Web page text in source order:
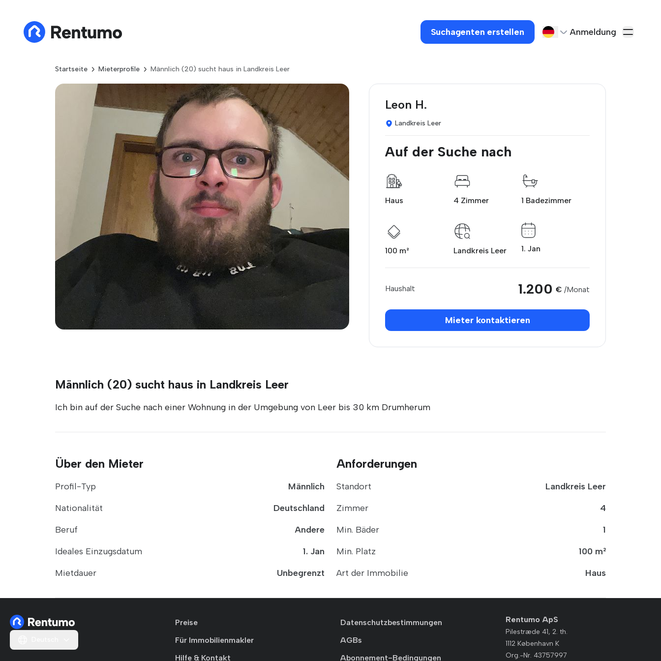
Suchagenten erstellen Anmeldung
Startseite Mieterprofile Männlich (20) sucht haus in Landkreis Leer
Leon H.
Landkreis Leer
Auf der Suche nach
Haus 4 Zimmer 1 Badezimmer
100 m² Landkreis Leer 1. Jan
Haushalt 1.200 € /Monat
Mieter kontaktieren
Männlich (20) sucht haus in Landkreis Leer
Ich bin auf der Suche nach einer Wohnung in der Umgebung von Leer bis 30 km Drumherum
Über den Mieter
Profil-Typ
Männlich
Nationalität
Deutschland
Beruf
Andere
Ideales Einzugsdatum
1. Jan
Mietdauer
Unbegrenzt
Anforderungen
Standort
Landkreis Leer
Zimmer
4
Min. Bäder
1
Min. Platz
100 m²
Art der Immobilie
Haus
Preise
Für Immobilienmakler
Hilfe & Kontakt
Datenschutzbestimmungen
AGBs
Abonnement-Bedingungen
Rentumo ApS
Pilestræde 41, 2. th.
1112 København K
Org.-Nr. 43757997